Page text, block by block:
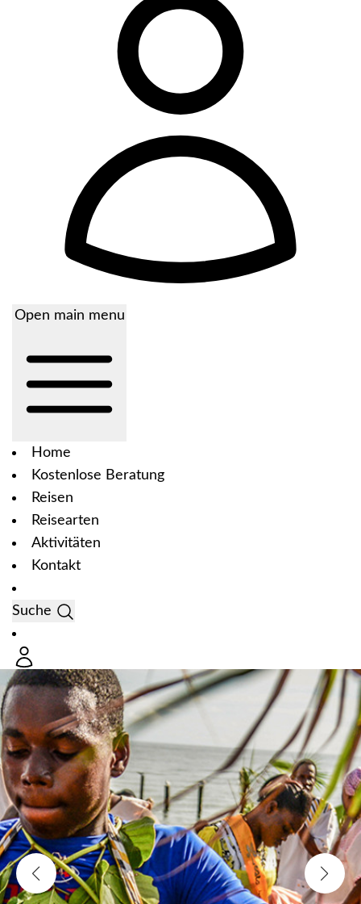
Open main menu
Home
Kostenlose Beratung
Reisen
Reisearten
Aktivitäten
Kontakt
Suche